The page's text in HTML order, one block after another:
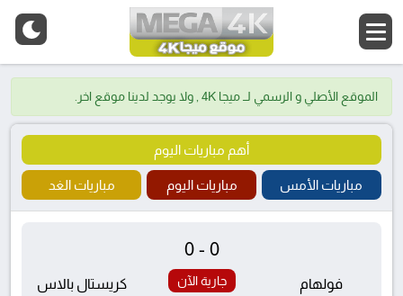
الموقع الأصلي و الرسمي لــ ميجا 4K , ولا يوجد لدينا موقع اخر.
أهم مباريات اليوم
مباريات الأمس مباريات اليوم مباريات الغد
فولهام
0-0
جارية الآن كريستال بالاس